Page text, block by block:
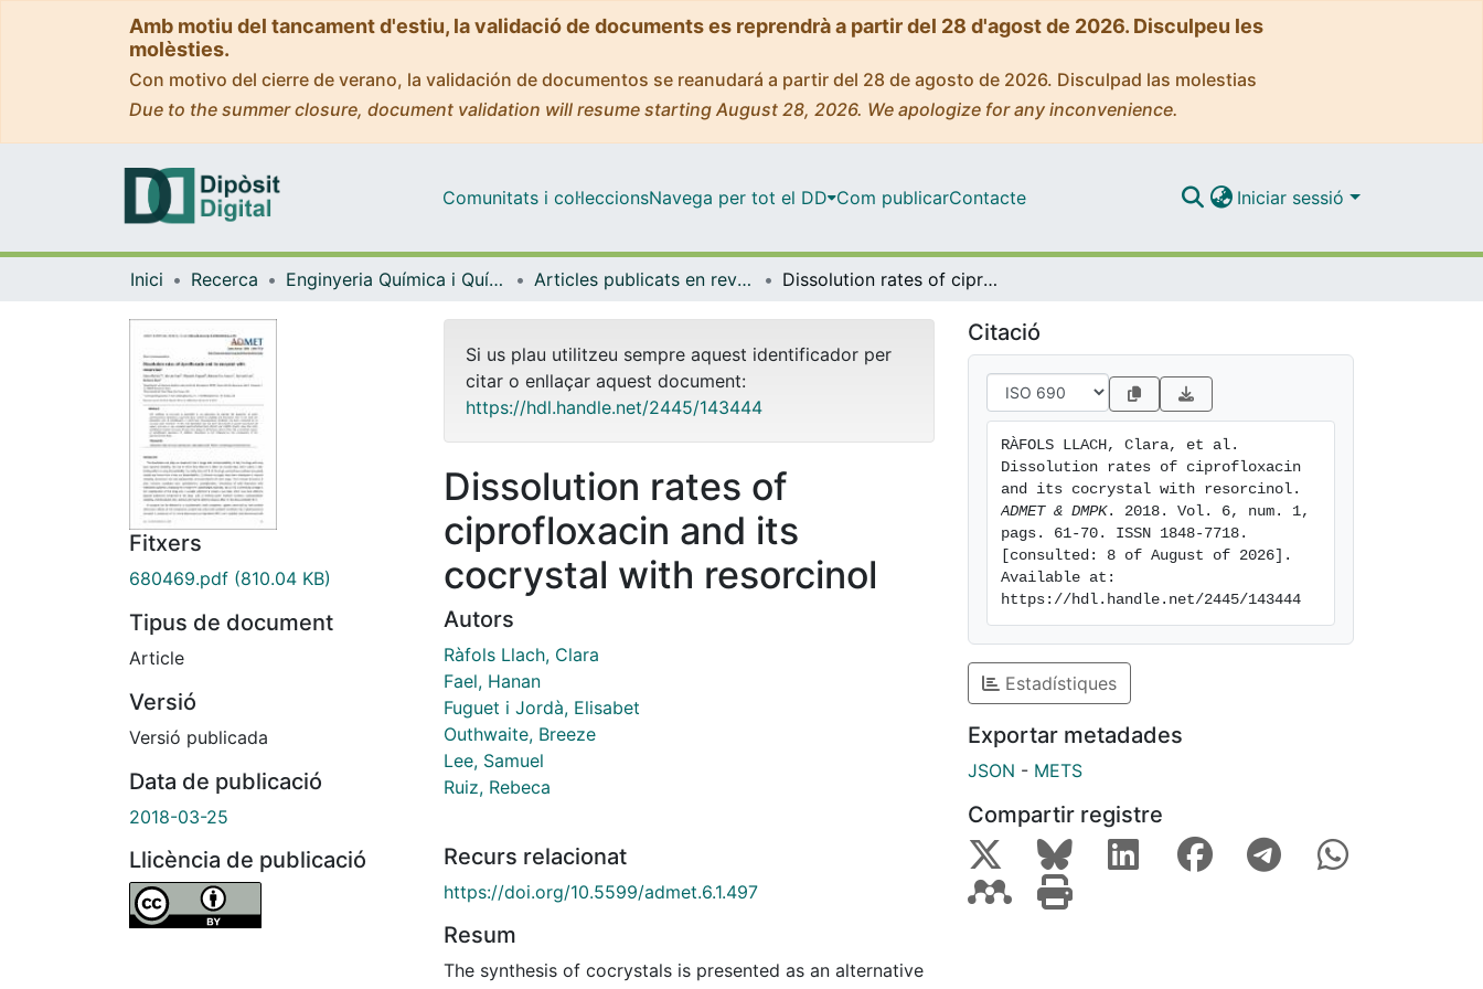
Amb motiu del tancament d'estiu, la validació de documents es reprendrà a partir del 28 d'agost de 2026. Disculpeu les
molèsties.
Con motivo del cierre de verano, la validación de documentos se reanudará a partir del 28 de agosto de 2026. Disculpad las molestias
Due to the summer closure, document validation will resume starting August 28, 2026. We apologize for any inconvenience.
Comunitats i col·leccionsNavega per tot el DD Com publicarContacte Iniciar sessió
Inici Recerca Enginyeria Química i Química Analítica Articles publicats en revistes (Enginyeria Química i Química Analítica) Dissolution rates of ciprofloxacin and its cocrystal with resorcinol
Fitxers
680469.pdf (810.04 KB)
Tipus de document
Article
Versió
Versió publicada
Data de publicació
2018-03-25
Llicència de publicació
Si us plau utilitzeu sempre aquest identificador per
citar o enllaçar aquest document:
https://hdl.handle.net/2445/143444
Dissolution rates of
ciprofloxacin and its
cocrystal with resorcinol
Autors
Ràfols Llach, Clara
Fael, Hanan
Fuguet i Jordà, Elisabet
Outhwaite, Breeze
Lee, Samuel
Ruiz, Rebeca
Recurs relacionat
https://doi.org/10.5599/admet.6.1.497
Resum
The synthesis of cocrystals is presented as an alternative
Citació
RÀFOLS LLACH, Clara, et al.
Dissolution rates of ciprofloxacin
ADMET & DMPK. 2018. Vol. 6, num. 1,
pags. 61-70. ISSN 1848-7718.
[consulted: 8 of August of 2026].
Available at:
https://hdl.handle.net/2445/143444
Estadístiques
Exportar metadades
JSON - METS
Compartir registre